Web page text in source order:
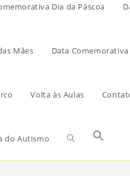
Dia da Páscoa
Mães Data
Volta às Aulas
do Autismo